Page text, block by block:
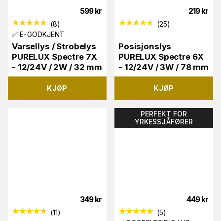
599 kr
(8)
✅ E-GODKJENT
Varsellys / Strobelys
PURELUX Spectre 7X
- 12/24V / 2W / 32 mm
KJØP
219 kr
(25)
Posisjonslys
PURELUX Spectre 6X
- 12/24V / 3W / 78 mm
KJØP
349 kr
(11)
PERFEKT FOR
YRKESSJÅFØRER
449 kr
(5)